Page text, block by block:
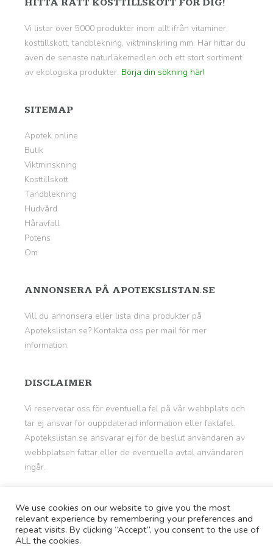
HITTA RÄTT KOSTTILLSKOTT FÖR DIG!
Vi listar över 5000 produkter inom allt ifrån vitaminer,
kosttillskott, tandblekning, viktminskning mm. Här hittar du
även de senaste naturläkemedlen och ett stort sortiment
av ekologiska produkter. Börja din sökning här!
SITEMAP
Apotek online
Butik
Viktminskning
Kosttillskott
Tandblekning
Hudvård
Håravfall
Potens
Om
ANNONSERA PÅ APOTEKSLISTAN.SE
Vill du annonsera eller lista dina produkter på
Apotekslistan.se? Kontakta oss per mail för mer
information.
DISCLAIMER
Vi reserverar oss för eventuella fel på vår webbplats och
tar ej ansvar för ouppdaterad information eller faktafel.
Apotekslistan.se ansvarar ej för de beslut användaren av
webbplatsen fattar eller de eventuella avtal användaren
ingår.
© Copyright 2026Apotekslistan.se - Medicin &
Läkemedel
We use cookies on our website to give you the most
relevant experience by remembering your preferences and
repeat visits. By clicking “Accept”, you consent to the use of
ALL the cookies.